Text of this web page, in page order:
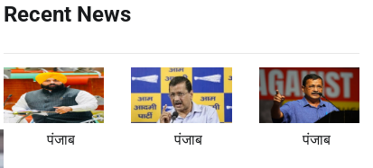
Recent News
पंजाब पंजाब पंजाब